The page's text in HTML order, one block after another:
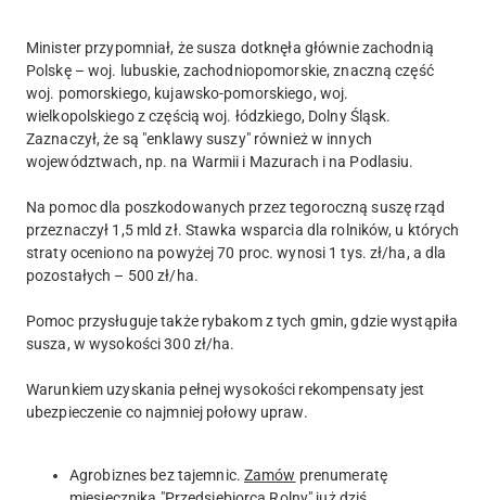
Minister przypomniał, że susza dotknęła głównie zachodnią
Polskę – woj. lubuskie, zachodniopomorskie, znaczną część
woj. pomorskiego, kujawsko-pomorskiego, woj.
wielkopolskiego z częścią woj. łódzkiego, Dolny Śląsk.
Zaznaczył, że są "enklawy suszy" również w innych
województwach, np. na Warmii i Mazurach i na Podlasiu.
Na pomoc dla poszkodowanych przez tegoroczną suszę rząd
przeznaczył 1,5 mld zł. Stawka wsparcia dla rolników, u których
straty oceniono na powyżej 70 proc. wynosi 1 tys. zł/ha, a dla
pozostałych – 500 zł/ha.
Pomoc przysługuje także rybakom z tych gmin, gdzie wystąpiła
susza, w wysokości 300 zł/ha.
Warunkiem uzyskania pełnej wysokości rekompensaty jest
ubezpieczenie co najmniej połowy upraw.
Agrobiznes bez tajemnic. Zamów prenumeratę